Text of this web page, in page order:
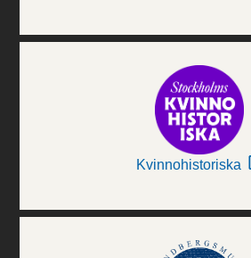
Kvinnohistoriska